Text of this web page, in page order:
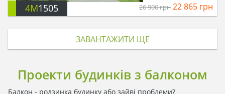
4M1505 26 900грн 22 865 грн
ЗАВАНТАЖИТИ ЩЕ
Проекти будинків з балконом
Балкон - родзинка будинку або зайві проблеми?